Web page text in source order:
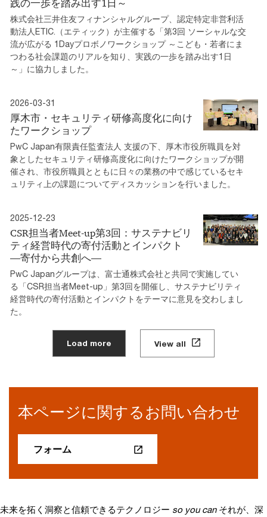
践の一歩を踏み出す1日～
株式会社三井住友フィナンシャルグループ、認定特定非営利活
動法人ETIC.（エティック）が主催する「第3回 ソーシャルな交
流が広がる 1Dayプロボノワークショップ ～こども・若者にま
つわる社会課題のリアルを知り、実践の一歩を踏み出す1日
～」に協力しました。
2026-03-31
厚木市・セキュリティ研修高度化に向け
たワークショップ
PwC Japan有限責任監査法人 支援の下、厚木市役所職員を対
象としたセキュリティ研修高度化に向けたワークショップが開
催され、市役所職員とともに日々の業務の中で感じているセキ
ュリティ上の課題についてディスカッションを行いました。
2025-12-23
CSR担当者Meet-up第3回：サステナビリ
ティ経営時代の寄付活動とインパクト
―寄付から共創へ―
PwC Japanグループは、富士通株式会社と共同で実施してい
る「CSR担当者Meet-up」第3回を開催し、サステナビリティ
経営時代の寄付活動とインパクトをテーマに意見を交わしまし
た。
Load more View all
本ページに関するお問い合わせ
フォーム
未来を拓く洞察と信頼できるテクノロジー so you can それが、深